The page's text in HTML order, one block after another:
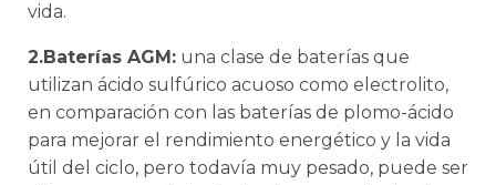
vida.
2.Baterías AGM: una clase de baterías que
utilizan ácido sulfúrico acuoso como electrolito,
en comparación con las baterías de plomo-ácido
para mejorar el rendimiento energético y la vida
útil del ciclo, pero todavía muy pesado, puede ser